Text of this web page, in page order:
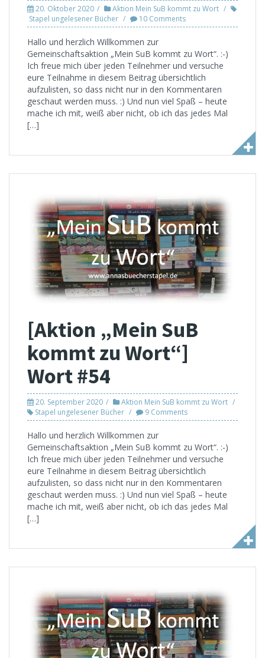
20. Oktober 2020
Aktion Mein SuB kommt zu Wort
Stapel ungelesener Bücher
10 Comments
Hallo und herzlich Willkommen zur
Gemeinschaftsaktion „Mein SuB kommt zu Wort“. :-)
Ich freue mich über jeden Teilnehmer und versuche
eure Teilnahme in diesem Beitrag übersichtlich
aufzulisten, so dass nicht nur in den Kommentaren
geschaut werden muss. :) Und nun viel Spaß – heute
mache ich mit, weiß aber nicht, ob ich das jedes Mal
[…]
[Aktion „Mein SuB
kommt zu Wort“]
Wort #54
20. September 2020
Aktion Mein SuB kommt zu Wort
Stapel ungelesener Bücher
9 Comments
Hallo und herzlich Willkommen zur
Gemeinschaftsaktion „Mein SuB kommt zu Wort“. :-)
Ich freue mich über jeden Teilnehmer und versuche
eure Teilnahme in diesem Beitrag übersichtlich
aufzulisten, so dass nicht nur in den Kommentaren
geschaut werden muss. :) Und nun viel Spaß – heute
mache ich mit, weiß aber nicht, ob ich das jedes Mal
[…]